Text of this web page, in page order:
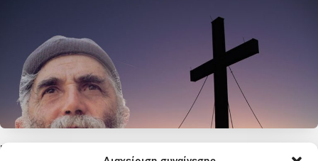
Προσευχή Αγίου Παϊσίου: Η Προσευχή που Έλεγε Κάθε Μέρα